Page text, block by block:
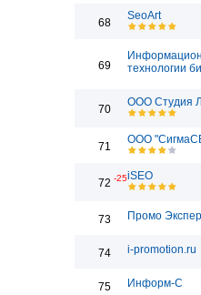
68
SeoArt
69
технологии
70
ООО Студия
71
ООО
72 -25iSEO
73 Промо
74 i-promotion.ru
75 Информ-С